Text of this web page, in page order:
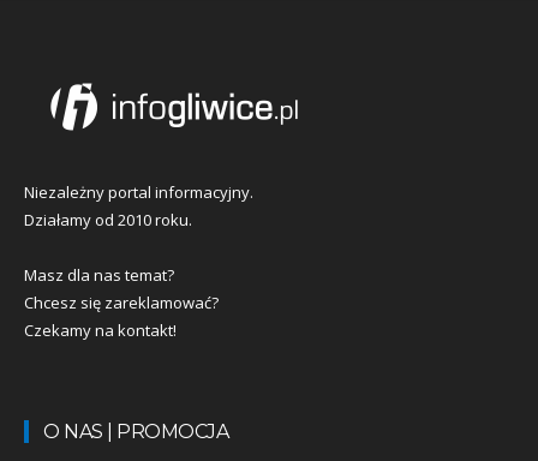
Niezależny portal informacyjny.
Działamy od 2010 roku.
Masz dla nas temat?
Chcesz się zareklamować?
Czekamy na kontakt!
O NAS | PROMOCJA